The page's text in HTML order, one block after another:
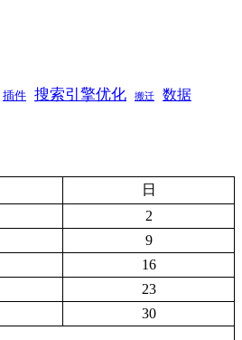
插件 搜索引擎优化 搬迁 数据
日
2
9
16
23
30